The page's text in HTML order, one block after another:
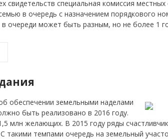
свидетельств специальная комиссия
в очередь с назначением порядкового
очереди может быть разным, но не более 1
обеспечении земельными наделами
быть реализовано в 2016 году.
млн желающих. В 2015 году ряды
такими темпами очередь на земельный